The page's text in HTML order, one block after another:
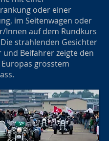
oder einer
im Seitenwagen oder
Innen auf dem Rundkurs
strahlenden Gesichter
und Beifahrer zeigte den
grösstem